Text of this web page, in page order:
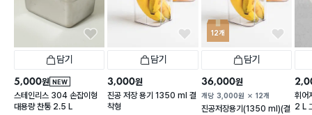
담기
NEW
5,000원
스테인리스 304 손잡이형
대용량 찬통 2.5 L
담기
3,000원
진공 저장 용기 1350 ml 결
착형
12개
담기
36,000원
개당 3,000원 12개
진공저장용기(1350 ml)(결
휘어
2 L